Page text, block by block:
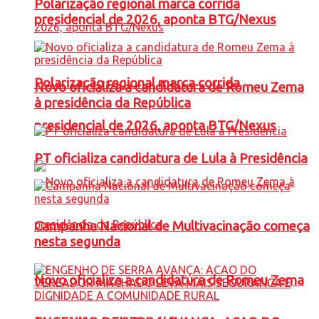
Polarização regional marca corrida
presidencial de 2026, aponta BTG/Nexus
Novo oficializa a candidatura de Romeu Zema
Polarização regional marca corrida
presidencial de 2026, aponta BTG/Nexus
Novo oficializa a candidatura de Romeu Zema
à presidência da República
PT oficializa candidatura de Lula à Presidência
Campanha Nacional de Multivacinação começa
nesta segunda